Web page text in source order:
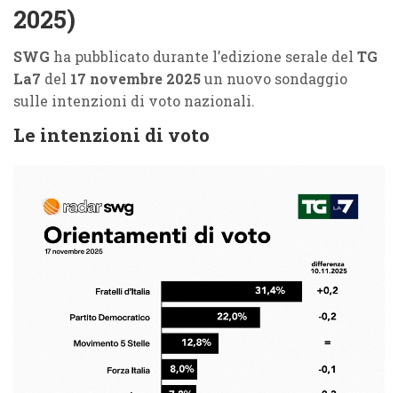
2025)
SWG ha pubblicato durante l’edizione serale del TG
La7 del 17 novembre 2025un nuovo sondaggio
sulle intenzioni di voto nazionali.
Le intenzioni di voto